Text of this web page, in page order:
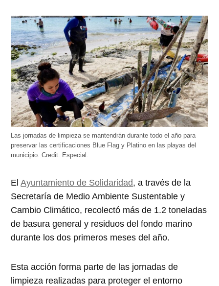
abre
en
una
ventana
nueva)
abre
en
una
ventana
nueva)
abre
en
una
ventana
nueva)
abre
en
una
ventana
nueva)
abre
en
una
ventana
nueva)
Las jornadas de limpieza se mantendrán durante todo el año para
preservar las certificaciones Blue Flag y Platino en las playas del
municipio.Credit: Especial.
ElAyuntamiento de Solidaridad, a través de la
Secretaría de Medio Ambiente Sustentable y
Cambio Climático, recolectó más de 1.2 toneladas
de basura general y residuos del fondo marino
durante los dos primeros meses del año.
Esta acción forma parte de las jornadas de
limpieza realizadas para proteger el entorno